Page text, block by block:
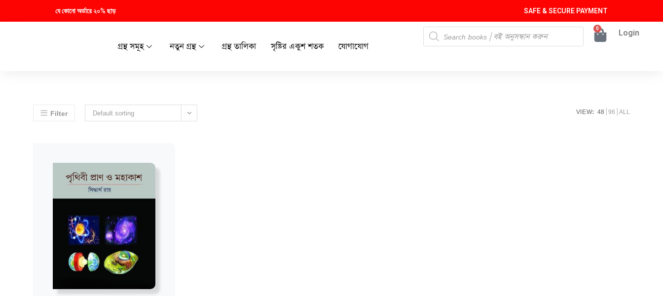
যে কোনো অর্ডারে ২০% ছাড় SAFE & SECURE PAYMENT
গ্রন্থ সমূহ নতুন গ্রন্থ গ্রন্থ তালিকা সৃষ্টির একুশ শতক যোগাযোগ
0 Login
Filter Default sorting VIEW: 48 96 ALL